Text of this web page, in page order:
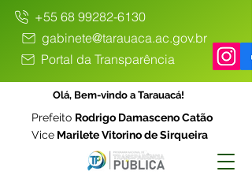
+55 68 99282-6130
gabinete@tarauaca.ac.gov.br
Portal da Transparência
Olá, Bem-vindo a Tarauacá!
Prefeito Rodrigo Damasceno Catão
Vice Marilete Vitorino de Sirqueira